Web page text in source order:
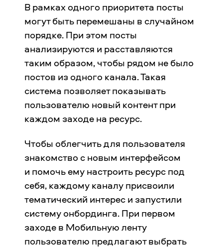
В рамках одного приоритета посты
могут быть перемешаны в случайном
порядке. При этом посты
анализируются и расставляются
таким образом, чтобы рядом не было
постов из одного канала. Такая
система позволяет показывать
пользователю новый контент при
каждом заходе на ресурс.
Чтобы облегчить для пользователя
знакомство с новым интерфейсом
и помочь ему настроить ресурс под
себя, каждому каналу присвоили
тематический интерес и запустили
систему онбординга. При первом
заходе в Мобильную ленту
пользователю предлагают выбрать